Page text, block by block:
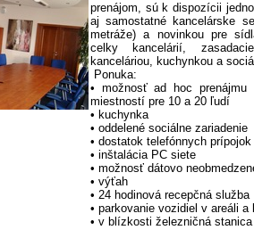
prenájom, sú k dispozícii
aj samostatné kancelárske
metráže) a novinkou pre
celky kancelárií,
kanceláriou, kuchynkou a
Ponuka:
• možnosť ad hoc prenájmu
miestností pre 10 a 20 ľudí
• kuchynka
• oddelené sociálne zariadenie
• dostatok telefónnych prípojok
• inštalácia PC siete
• možnosť dátovo
• výťah
• 24 hodinová recepčná služba
• parkovanie vozidiel v areáli
• v blízkosti železničná